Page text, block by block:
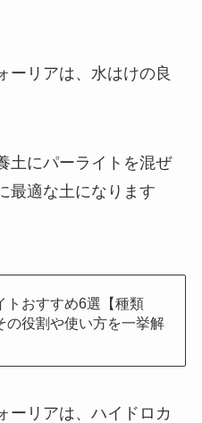
ーリアは、水はけの良
土にパーライトを混ぜ
最適な土になります
トおすすめ6選【種類
の役割や使い方を一挙解
ーリアは、ハイドロカ